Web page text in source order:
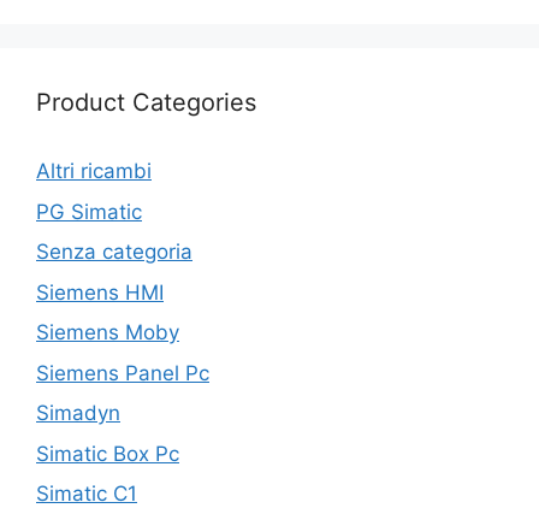
Product Categories
Altri ricambi
PG Simatic
Senza categoria
Siemens HMI
Siemens Moby
Siemens Panel Pc
Simadyn
Simatic Box Pc
Simatic C1